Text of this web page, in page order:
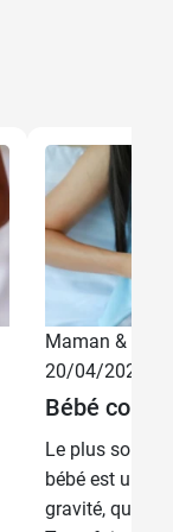
Maman & bébé
20/04/2026
Bébé
Le plus
bébé est un
gravité, qui se